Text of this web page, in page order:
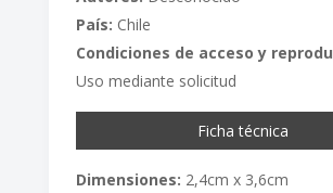
País: Chile
Condiciones de acceso y
Uso mediante solicitud
Ficha técnica
Dimensiones: 2,4cm x 3,6cm